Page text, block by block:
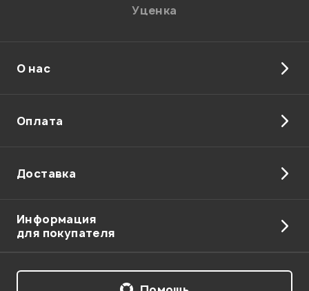
Отправить
Уценка
О нас
Оплата
Доставка
Информация
для покупателя